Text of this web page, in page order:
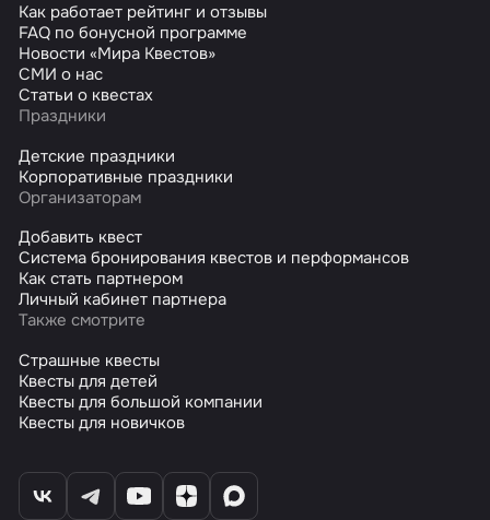
Как работает рейтинг и отзывы
FAQ по бонусной программе
Новости «Мира Квестов»
СМИ о нас
Статьи о квестах
Праздники
Детские праздники
Корпоративные праздники
Организаторам
Добавить квест
Система бронирования квестов и перформансов
Как стать партнером
Личный кабинет партнера
Также смотрите
Страшные квесты
Квесты для детей
Квесты для большой компании
Квесты для новичков